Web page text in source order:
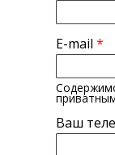
E-mail *
Ваш